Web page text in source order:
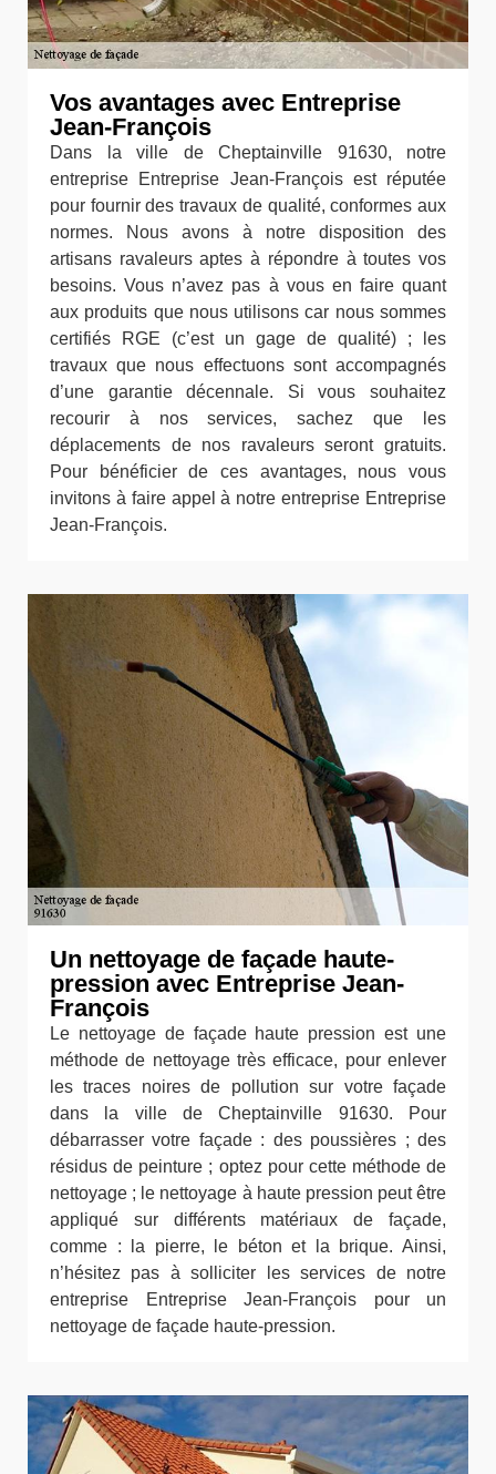
Vos avantages avec Entreprise
Jean-François
Dans la ville de Cheptainville 91630, notre
entreprise Entreprise Jean-François est réputée
pour fournir des travaux de qualité, conformes aux
normes. Nous avons à notre disposition des
artisans ravaleurs aptes à répondre à toutes vos
besoins. Vous n’avez pas à vous en faire quant
aux produits que nous utilisons car nous sommes
certifiés RGE (c’est un gage de qualité) ; les
travaux que nous effectuons sont accompagnés
d’une garantie décennale. Si vous souhaitez
recourir à nos services, sachez que les
déplacements de nos ravaleurs seront gratuits.
Pour bénéficier de ces avantages, nous vous
invitons à faire appel à notre entreprise Entreprise
Jean-François.
Un nettoyage de façade haute-
pression avec Entreprise Jean-
François
Le nettoyage de façade haute pression est une
méthode de nettoyage très efficace, pour enlever
les traces noires de pollution sur votre façade
dans la ville de Cheptainville 91630. Pour
débarrasser votre façade : des poussières ; des
résidus de peinture ; optez pour cette méthode de
nettoyage ; le nettoyage à haute pression peut être
appliqué sur différents matériaux de façade,
comme : la pierre, le béton et la brique. Ainsi,
n’hésitez pas à solliciter les services de notre
entreprise Entreprise Jean-François pour un
nettoyage de façade haute-pression.